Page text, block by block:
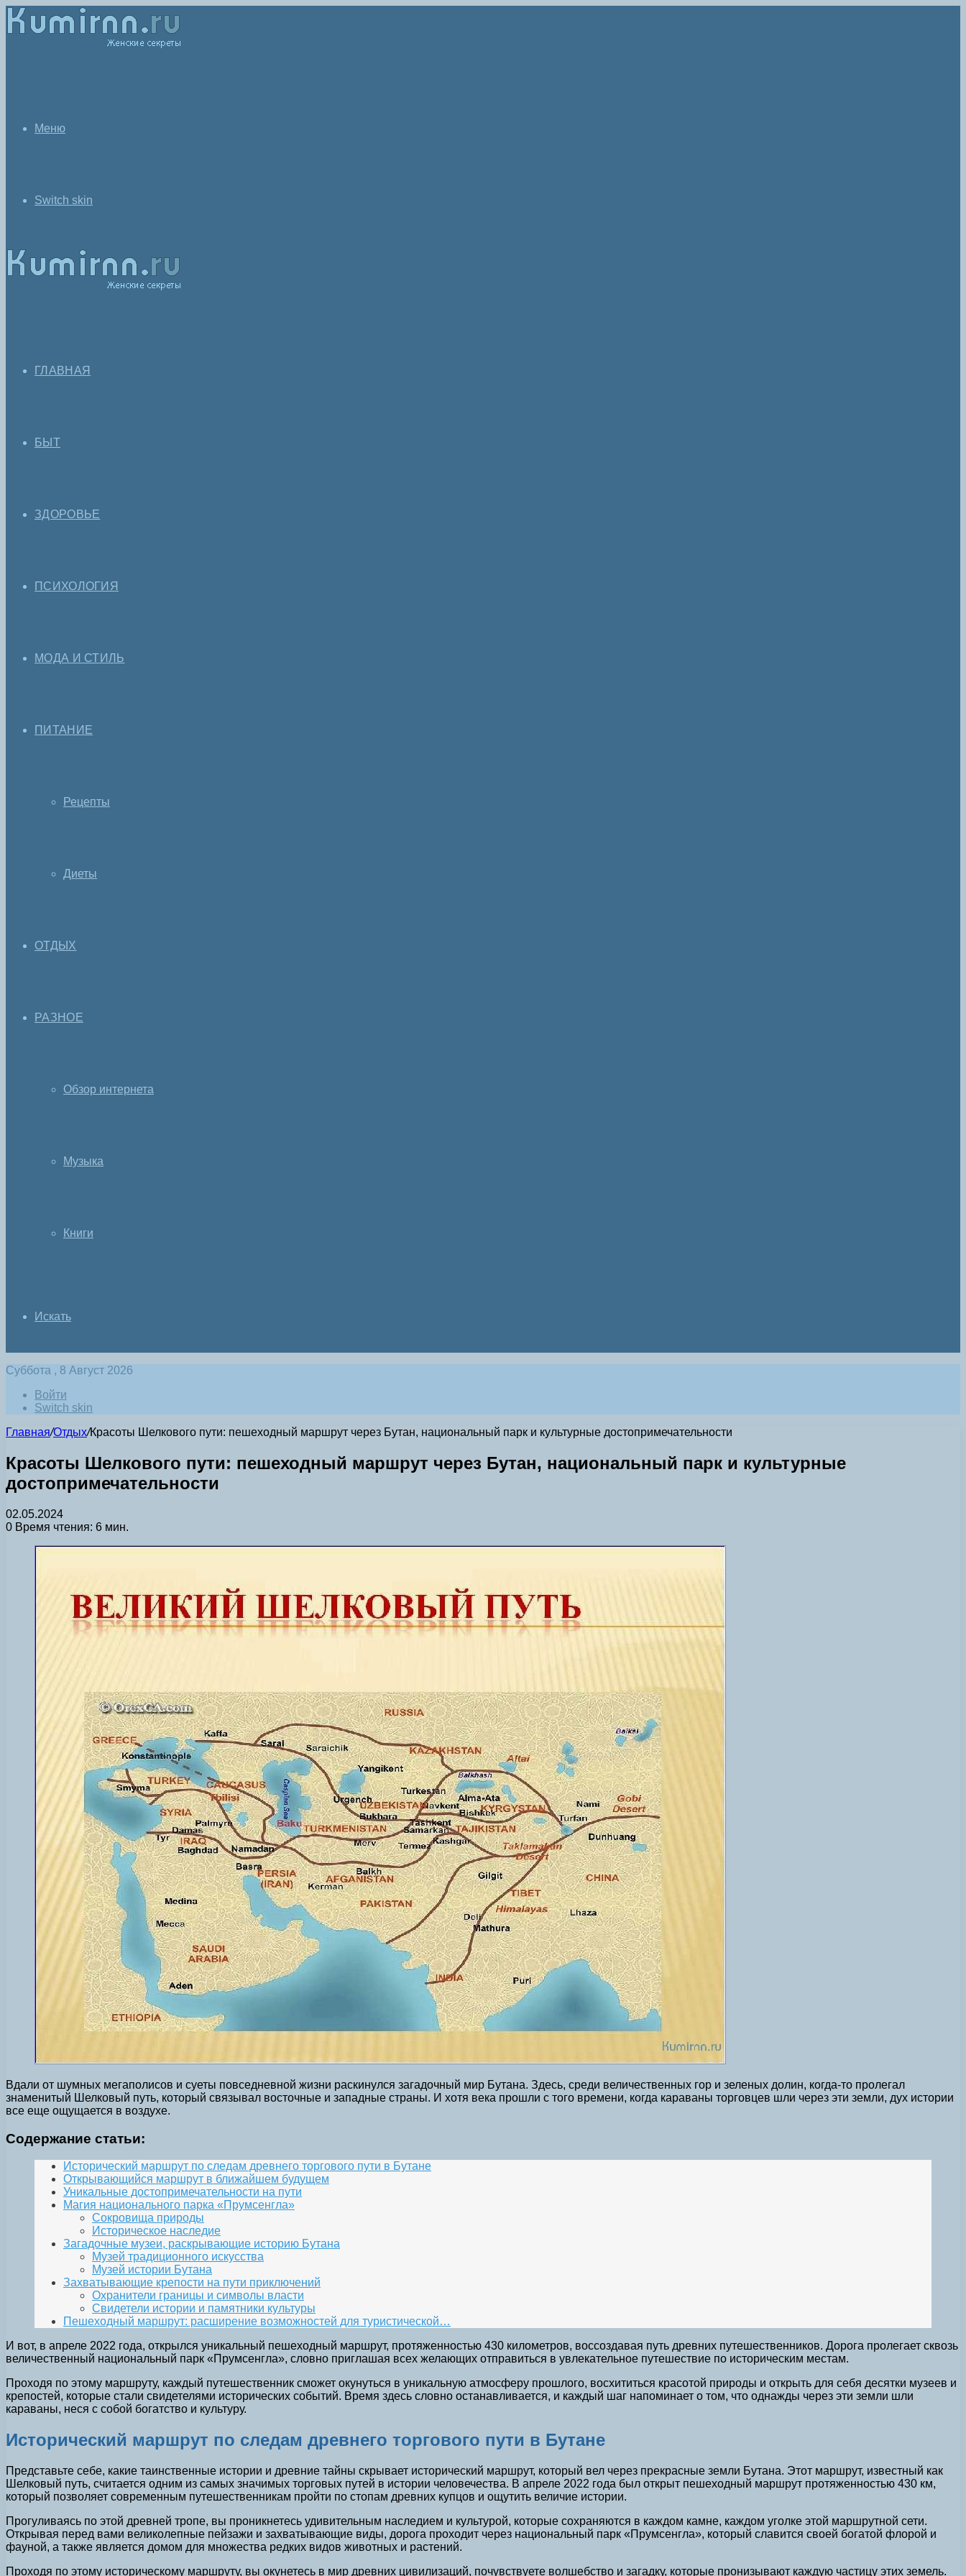
Меню
Switch skin
ГЛАВНАЯ
БЫТ
ЗДОРОВЬЕ
ПСИХОЛОГИЯ
МОДА И СТИЛЬ
ПИТАНИЕ
Рецепты
Диеты
ОТДЫХ
РАЗНОЕ
Обзор интернета
Музыка
Книги
Искать
Суббота , 8 Август 2026
Войти
Switch skin
Главная/Отдых/Красоты Шелкового пути: пешеходный маршрут через Бутан, национальный парк и культурные достопримечательности
Красоты Шелкового пути: пешеходный маршрут через Бутан, национальный парк и культурные
достопримечательности
02.05.2024
0 Время чтения: 6 мин.
Вдали от шумных мегаполисов и суеты повседневной жизни раскинулся загадочный мир Бутана. Здесь, среди величественных гор и зеленых долин, когда-то пролегал
знаменитый Шелковый путь, который связывал восточные и западные страны. И хотя века прошли с того времени, когда караваны торговцев шли через эти земли, дух истории
все еще ощущается в воздухе.
Содержание статьи:
Исторический маршрут по следам древнего торгового пути в Бутане
Открывающийся маршрут в ближайшем будущем
Уникальные достопримечательности на пути
Магия национального парка «Прумсенгла»
Сокровища природы
Историческое наследие
Загадочные музеи, раскрывающие историю Бутана
Музей традиционного искусства
Музей истории Бутана
Захватывающие крепости на пути приключений
Охранители границы и символы власти
Свидетели истории и памятники культуры
Пешеходный маршрут: расширение возможностей для туристической…
И вот, в апреле 2022 года, открылся уникальный пешеходный маршрут, протяженностью 430 километров, воссоздавая путь древних путешественников. Дорога пролегает сквозь
величественный национальный парк «Прумсенгла», словно приглашая всех желающих отправиться в увлекательное путешествие по историческим местам.
Проходя по этому маршруту, каждый путешественник сможет окунуться в уникальную атмосферу прошлого, восхититься красотой природы и открыть для себя десятки музеев и
крепостей, которые стали свидетелями исторических событий. Время здесь словно останавливается, и каждый шаг напоминает о том, что однажды через эти земли шли
караваны, неся с собой богатство и культуру.
Исторический маршрут по следам древнего торгового пути в Бутане
Представьте себе, какие таинственные истории и древние тайны скрывает исторический маршрут, который вел через прекрасные земли Бутана. Этот маршрут, известный как
Шелковый путь, считается одним из самых значимых торговых путей в истории человечества. В апреле 2022 года был открыт пешеходный маршрут протяженностью 430 км,
который позволяет современным путешественникам пройти по стопам древних купцов и ощутить величие истории.
Прогуливаясь по этой древней тропе, вы проникнетесь удивительным наследием и культурой, которые сохраняются в каждом камне, каждом уголке этой маршрутной сети.
Открывая перед вами великолепные пейзажи и захватывающие виды, дорога проходит через национальный парк «Прумсенгла», который славится своей богатой флорой и
фауной, а также является домом для множества редких видов животных и растений.
Проходя по этому историческому маршруту, вы окунетесь в мир древних цивилизаций, почувствуете волшебство и загадку, которые пронизывают каждую частицу этих земель.